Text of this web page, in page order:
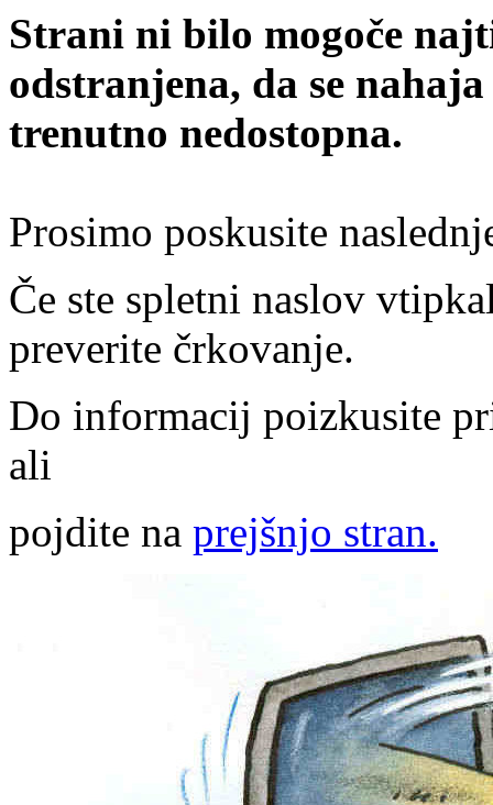
Strani ni bilo mogoče
odstranjena, da se
trenutno nedostopna.
Prosimo poskusite
Če ste spletni naslov
preverite črkovanje.
Do informacij poizkusite
ali
pojdite na prejšnjo stran.